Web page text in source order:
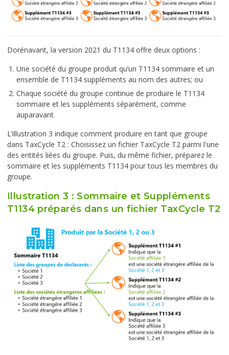
Dorénavant, la version 2021 du T1134 offre deux options :
Une société du groupe produit qu’un T1134 sommaire et un
ensemble de T1134 suppléments au nom des autres; ou
Chaque société du groupe continue de produire le T1134
sommaire et les suppléments séparément, comme
auparavant.
L’illustration 3 indique comment produire en tant que groupe
dans TaxCycle T2 : Choisissez un fichier TaxCycle T2 parmi l'une
des entités liées du groupe. Puis, du même fichier, préparez le
sommaire et les suppléments T1134 pour tous les membres du
groupe.
Illustration 3 : Sommaire et Suppléments
T1134 préparés dans un fichier TaxCycle T2